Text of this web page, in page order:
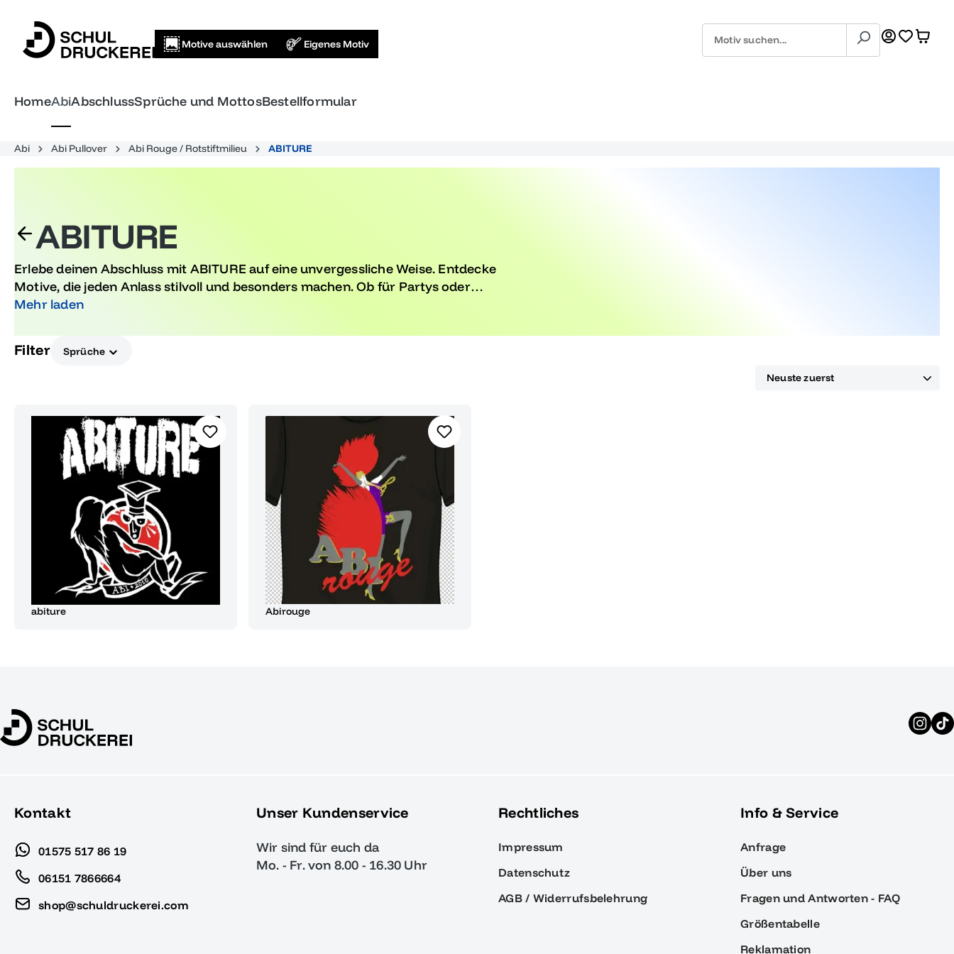
Motive auswählen Eigenes Motiv
HomeAbiAbschlussSprüche und MottosBestellformular
Abi Abi Pullover Abi Rouge / Rotstiftmilieu ABITURE
ABITURE
Erlebe deinen Abschluss mit ABITURE auf eine unvergessliche Weise. Entdecke
Motive, die jeden Anlass stilvoll und besonders machen. Ob für Partys oder
Erinnerungsstücke, hier findest du den perfekten Begleiter für deinen
Mehr laden
Filter Sprüche
abiture Abirouge
Kontakt
01575 517 86 19
06151 7866664
shop@schuldruckerei.com
Unser Kundenservice
Wir sind für euch da
Mo. - Fr. von 8.00 - 16.30 Uhr
Rechtliches
Impressum
Datenschutz
AGB / Widerrufsbelehrung
Info & Service
Anfrage
Über uns
Fragen und Antworten - FAQ
Größentabelle
Reklamation